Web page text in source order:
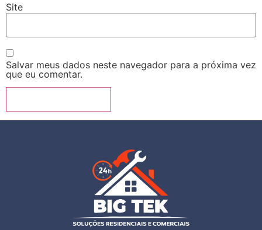
Site
Salvar meus dados neste navegador para a próxima vez
que eu comentar.